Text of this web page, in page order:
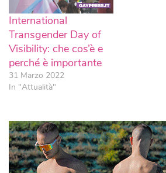
International
Transgender Day of
Visibility: che cos’è e
perché è importante
31 Marzo 2022
In "Attualità"